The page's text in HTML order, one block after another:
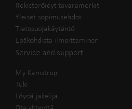
Rekisteröidyt tavaramerkit
Yleiset sopimusehdot
Tietosuojakäytäntö
Epäkohdista ilmoittaminen
Service and support
My Kamstrup
Tuki
Löydä jakelija